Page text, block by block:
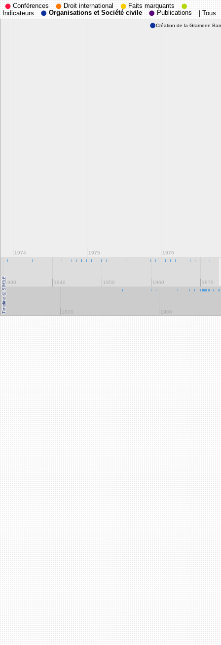
Conférences Droit international
Faits marquants
Indicateurs
Organisations et Société civile Publications Tous
1974 1975 1976
Création de la Grameen
1930 1940 1950 1960 1970
1800 1900